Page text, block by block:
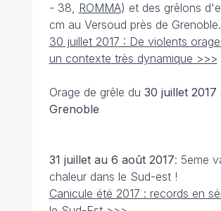
- 38, ROMMA) et des grêlons
cm au Versoud près de Grenoble.
30 juillet 2017 : De violents
un contexte très dynamique >>>
Orage de grêle du 30 juillet 2017
Grenoble
31 juillet au 6 août 2017: 5eme
chaleur dans le Sud-est !
Canicule été 2017 : records en